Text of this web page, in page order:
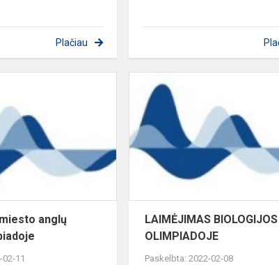
Plačiau
miesto
anglų
kalbos
olimpiadoje
anglų
11
LAIMĖJIMAS BIOLOGIJOS
OLIMPIADOJE
Paskelbta: 2022-02-08